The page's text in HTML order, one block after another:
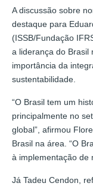
A discussão sobre
destaque para
(ISSB/Fundação
a liderança do Brasil
importância da
sustentabilidade.
“O Brasil tem um
principalmente no
global”, afirmou
Brasil na área. “O
à implementação de
Já Tadeu Cendon,